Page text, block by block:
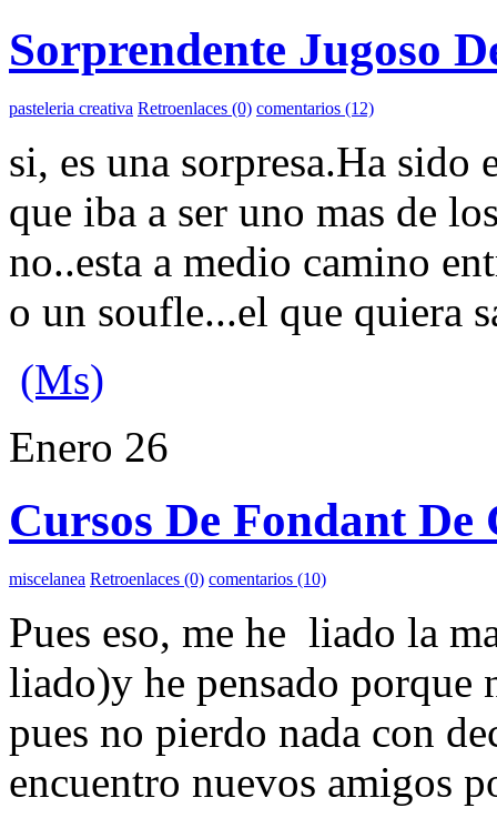
Sorprendente Jugoso
pasteleria creativa Retroenlaces (0) comentarios (12)
si, es una sorpresa.Ha sido
que iba a ser uno mas de
no..esta a medio camino
o un soufle...el que quiera
(Ms)
Enero 26
Cursos De Fondant De
miscelanea Retroenlaces (0) comentarios (10)
Pues eso, me he liado la
liado)y he pensado porque
pues no pierdo nada con
encuentro nuevos amigos